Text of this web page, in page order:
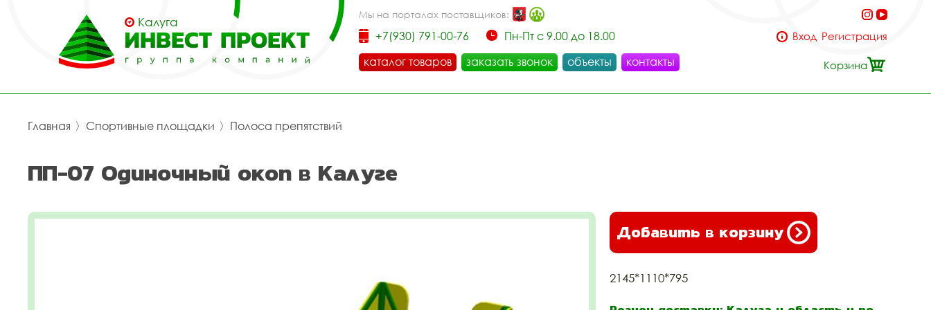
Калуга
Мы на порталах поставщиков:
+7(930) 791-00-76
Пн-Пт с 9.00 до 18.00
каталог товаров
заказать звонок объекты контакты
Вход Регистрация
Корзина
Главная 〉 Спортивные площадки 〉 Полоса препятствий
ПП-07 Одиночный окоп в Калуге
Добавить в корзину
2145*1110*795